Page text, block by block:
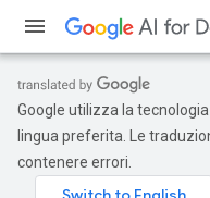
Google utilizza la
lingua preferita. Le
contenere errori.